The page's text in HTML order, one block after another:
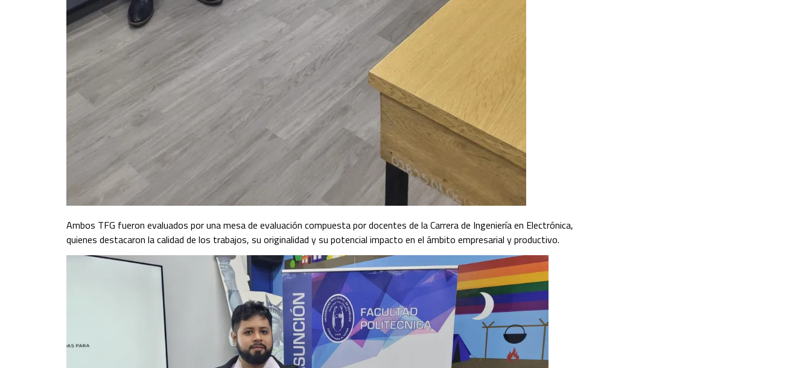
Ambos TFG fueron evaluados por una mesa de evaluación compuesta por docentes de la Carrera de Ingeniería en Electrónica,
quienes destacaron la calidad de los trabajos, su originalidad y su potencial impacto en el ámbito empresarial y productivo.